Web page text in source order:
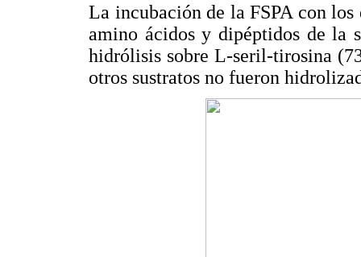
La incubación de la FSPA con
amino ácidos y dipéptidos de
hidrólisis sobre L-seril-tirosina
otros sustratos no fueron